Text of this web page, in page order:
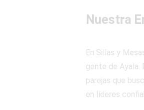
Nuestra
En Sillas y
gente de Ayala.
parejas que
en líderes